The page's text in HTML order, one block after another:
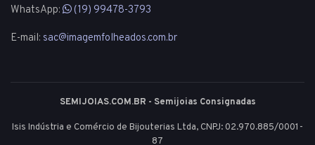
WhatsApp: (19) 99478-3793
E-mail: sac@imagemfolheados.com.br
SEMIJOIAS.COM.BR - Semijoias Consignadas
Isis Indústria e Comércio de Bijouterias Ltda, CNPJ: 02.970.885/0001-
87